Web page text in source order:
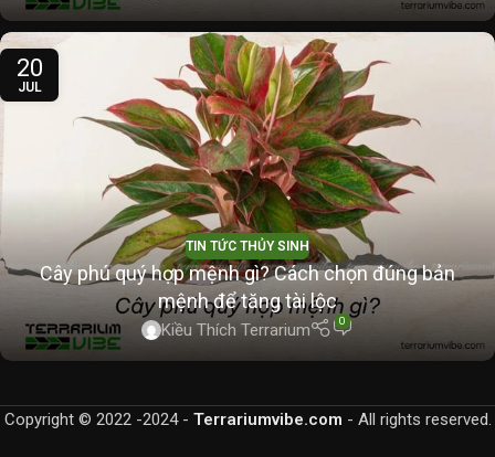
20
JUL
TIN TỨC THỦY SINH
Cây phú quý hợp mệnh gì? Cách chọn đúng bản
mệnh để tăng tài lộc
Kiều Thích Terrarium 0
Copyright © 2022 -2024 - Terrariumvibe.com - All rights reserved.